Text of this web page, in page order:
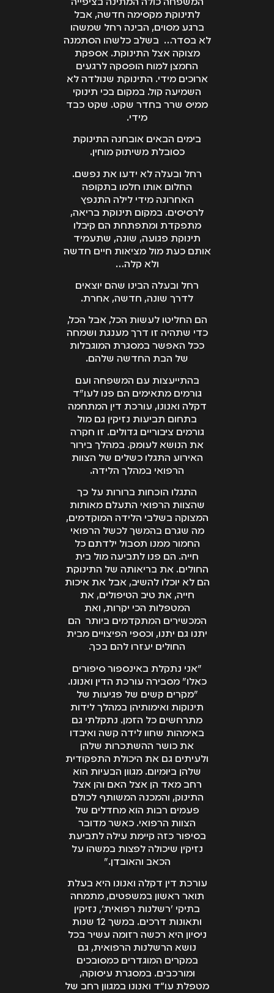
המשפחה כולה המתינה בציפייה
לתינוקת מקסימה חדשה, אבל
ברגע מסוים, הבינה רחל שמשהו
לא בסדר… בשלב כלשהו הסתמנה
מצוקה אצל התינוקת. אספקת
החמצן למוח הופסקה לרגעים
ארוכים מידי. התינוקת שנולדה לא
השמיעה קול. במקום בכי תינוקי
ממיס שרר בחדר שקט. שקט כבד
מידי.
בימים הבאים אובחנה התינוקת
כסובלת משיתוק מוחין.
רחל ובעלה לא ידעו את נפשם.
החלום אותו חלמו בתקופה
האחרונה מידי לילה התנפץ
לרסיסים. במקום תינוקת בריאה,
מתפקדת ומתפתחת הם קיבלו
תינוקת פגועה, שונה, שתעמיד
אותם כעת מול מציאות חיים חדשה
ולא קלה…
רחל ובעלה הבינו שהם יוצאים
לדרך שונה, חדשה, אחרת.
הם החליטו לעשות הכל, אבל הכל,
כדי שתהיה זו דרך מענגת ושמחה
ככל האפשר במסגרת המוגבלות
של הבת החדשה שלהם.
בהתייעצות עם המשפחה ועם
גורמים מתאימים הם פנו לעו"ד
דקלה ואנונו, עורכת דין המתחמה
בתחום תביעות נזיקין גם מול
גורמים ציבוריים גדולים. זו חקרה
את הנושא לעומק. במהלך בירור
האירוע התגלו כשלים של הצוות
הרפואי במהלך הלידה.
התגלו הוכחות ברורות על כך
שהצוות הרפואי התעלם מאותות
המצוקה בשלבי הלידה המוקדמים,
מה שגרם בהמשך לכשל הרפואי
החמור ממנו תסבול ילדתם כל
חייה. הם פנו לתביעה מול בית
החולים. את בריאותה של התינוקת
הם לא יוכלו להשיב, אבל את איכות
חייה, את טיב הטיפולים, את
המטפלות הכי יקרות, ואת
המכשירים המתקדמים ביותר הם
יתנו גם יתנו, וכספי הפיצויים מבית
החולים יעזרו להם בכך.
"אני נתקלת באינספור סיפורים
כאלו" מסבירה עורכת הדין ואנונו.
"מקרים קשים של פגיעות של
תינוקות ואימותיהן במהלך לידות
מתרחשים כל הזמן. נתקלתי גם
באימהות שחוו לידה קשה ואיבדו
את כושר ההשתכרות שלהן
ולעיתים גם את היכולת התפקודית
שלהן ביומיום. מגוון הבעיות הוא
רחב מאד הן אצל האם והן אצל
התינוק, והמכנה המשותף לכולם
פעמים רבות הוא מחדלים של
הצוות הרפואי. כאשר מדובר
בסיפור כזה קיימת עילה לתביעת
נזיקין שיכולה לפצות במשהו על
הכאב והאובדן."
עורכת דין דקלה ואנונו היא בעלת
תואר ראשון במשפטים, מתמחה
בתיקי ’רשלנות רפואית‘, נזיקין
ותאונות דרכים. במשך 12 שנות
ניסיון היא רכשה רזומה עשיר בכל
נושא הרשלנות הרפואית, גם
במקרים המוגדרים כמסובכים
ומורכבים. במסגרת עיסוקה,
מטפלת עו“ד ואנונו במגוון רחב של